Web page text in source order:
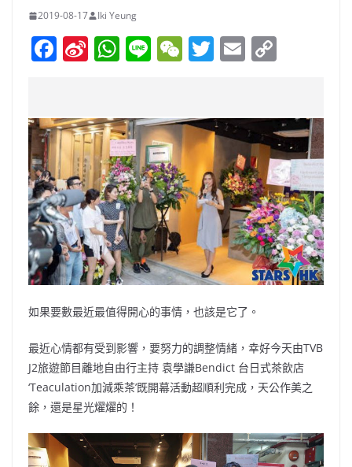
2019-08-17 Iki Yeung
F
e
b
o
o
k
Si
W
ei
b
o
W
s
A
p
p
Li W
h
at
T
er
E
l y
Li
n
k
如果要數最近最值得開心的事情，也該是它了。
最近心情都有受到影響，要努力的調整情緒，幸好今天由TVB
J2旅遊節目離地自由行主持 袁學謙Bendict 台日式茶飲店
‘Teaculation加減乘茶’既開幕活動超順利完成，天公作美之
餘，還是星光燿燿的！